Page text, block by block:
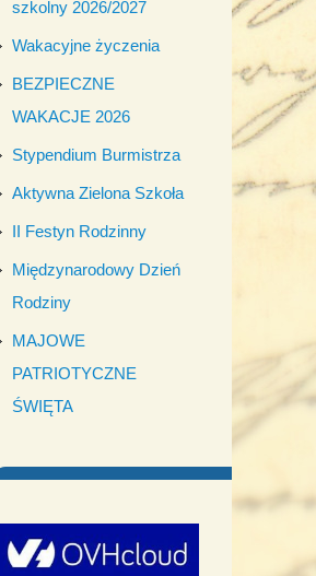
szkolny 2026/2027
Wakacyjne życzenia
BEZPIECZNE
WAKACJE 2026
Stypendium Burmistrza
Aktywna Zielona Szkoła
II Festyn Rodzinny
Międzynarodowy Dzień
Rodziny
MAJOWE
PATRIOTYCZNE
ŚWIĘTA